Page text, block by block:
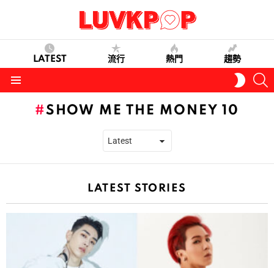
LATEST 流行 熱門 趨勢
SKIN
SHOW ME THE MONEY 10
LATEST STORIES